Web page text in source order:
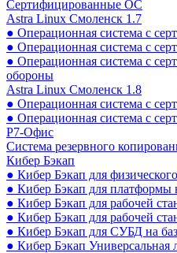
Сертифицированные ОС
Astra Linux Смоленск 1.7
● Операционная система с
● Операционная система с
● Операционная система с
обороны
Astra Linux Смоленск 1.8
● Операционная система с
● Операционная система с
Р7-Офис
Система резервного
Кибер Бэкап
● Кибер Бэкап для
● Кибер Бэкап для платформы
● Кибер Бэкап для рабочей
● Кибер Бэкап для рабочей
● Кибер Бэкап для СУБД на
● Кибер Бэкап Универсальная